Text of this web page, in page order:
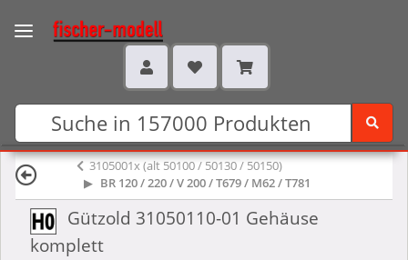
3105001x (alt 50100 / 50130 / 50150)
BR 120 / 220 / V 200 / T679 / M62 / T781
Gützold 31050110-01 Gehäuse
komplett